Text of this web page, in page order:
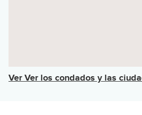
Ver Ver los condados y las